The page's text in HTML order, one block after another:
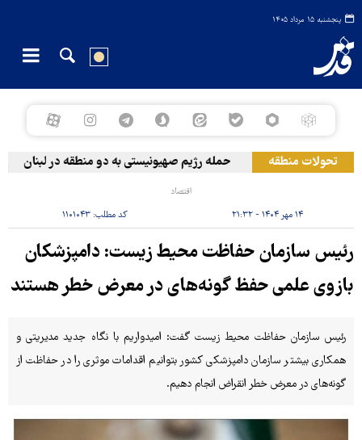
پنجشنبه ۱۵ مرداد ۱۴۰۵
تحولات منطقه حمله رژیم صهیونیستی به دو منطقه در لبنان
اقتصاد
۱۴ مهر ۱۴۰۴ - ۲۱:۳۲ کد مطلب:۱۱۰۱۰۴۳
رئیس سازمان حفاظت محیط زیست: دامپزشکان
بازوی علمی حفظ گونه‌های در معرض خطر هستند
رئیس سازمان حفاظت محیط زیست گفت: امیدواریم با نگاه جدید مدیریتی و
همکاری بیشتر سازمان دامپزشکی کشور بتوانیم اقدامات موثری را در حفاظت از
گونه‌های در معرض خطر انقراض انجام دهیم.